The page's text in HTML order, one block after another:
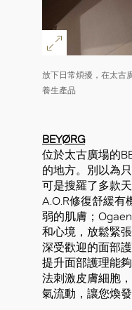
放下日常煩擾，在太古
養生產品
BEYØRG
位於太古廣場的
的地方。別以為
可是搜羅了多款
A.O.R修復舒緩有
弱的肌膚；
和心境，放鬆緊
深受歡迎的面部
提升面部護理能
法刺激皮膚細胞
氣流動，讓您煥